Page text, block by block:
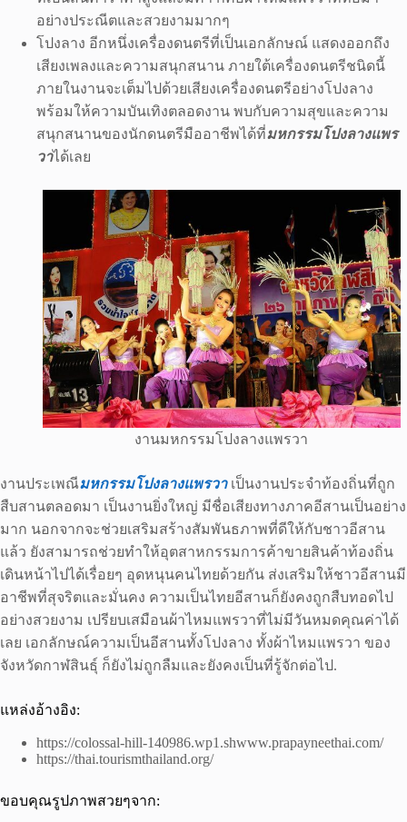
อย่างประณีตและสวยงามมากๆ
โปงลาง อีกหนึ่งเครื่องดนตรีที่เป็นเอกลักษณ์ แสดงออกถึง
เสียงเพลงและความสนุกสนาน ภายใต้เครื่องดนตรีชนิดนี้
ภายในงานจะเต็มไปด้วยเสียงเครื่องดนตรีอย่างโปงลาง
พร้อมให้ความบันเทิงตลอดงาน พบกับความสุขและความ
สนุกสนานของนักดนตรีมืออาชีพได้ที่มหกรรมโปงลางแพร
วาได้เลย
งานมหกรรมโปงลางแพรวา
งานประเพณีมหกรรมโปงลางแพรวา เป็นงานประจำท้องถิ่นที่ถูก
สืบสานตลอดมา เป็นงานยิ่งใหญ่ มีชื่อเสียงทางภาคอีสานเป็นอย่าง
มาก นอกจากจะช่วยเสริมสร้างสัมพันธภาพที่ดีให้กับชาวอีสาน
แล้ว ยังสามารถช่วยทำให้อุตสาหกรรมการค้าขายสินค้าท้องถิ่น
เดินหน้าไปได้เรื่อยๆ อุดหนุนคนไทยด้วยกัน ส่งเสริมให้ชาวอีสานมี
อาชีพที่สุจริตและมั่นคง ความเป็นไทยอีสานก็ยังคงถูกสืบทอดไป
อย่างสวยงาม เปรียบเสมือนผ้าไหมแพรวาที่ไม่มีวันหมดคุณค่าได้
เลย เอกลักษณ์ความเป็นอีสานทั้งโปงลาง ทั้งผ้าไหมแพรวา ของ
จังหวัดกาฬสินธุ์ ก็ยังไม่ถูกลืมและยังคงเป็นที่รู้จักต่อไป.
แหล่งอ้างอิง:
https://colossal-hill-140986.wp1.shwww.prapayneethai.com/
https://thai.tourismthailand.org/
ขอบคุณรูปภาพสวยๆจาก: